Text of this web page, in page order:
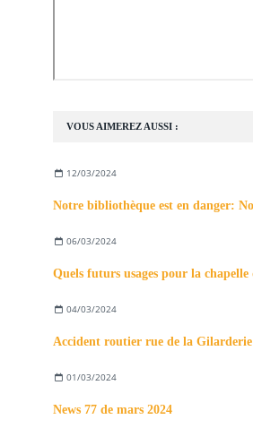
VOUS AIMEREZ AUSSI :
12/03/2024
06/03/2024
04/03/2024
Accident routier rue de la Gilarderie
01/03/2024
News 77 de mars 2024